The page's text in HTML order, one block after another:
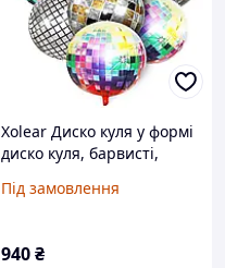
Xolear Диско куля у формі
диско куля, барвисті,
для вечірки в стилі 70-х,
Під замовлення
940₴